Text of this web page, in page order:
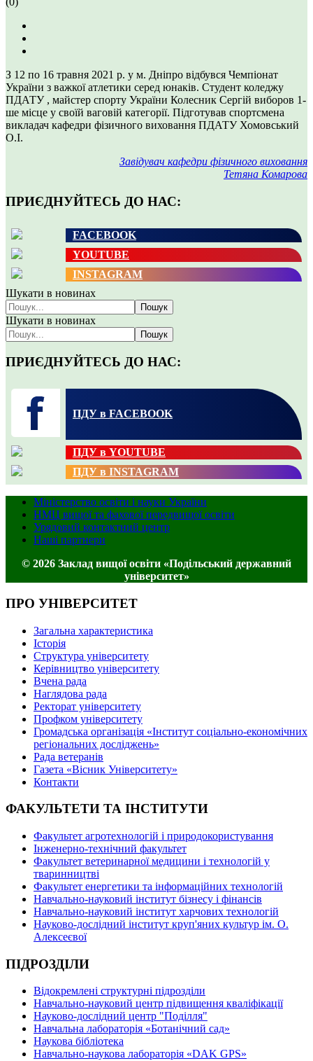
З 12 по 16 травня 2021 р. у м. Дніпро відбувся Чемпіонат
України з важкої атлетики серед юнаків. Студент коледжу
ПДАТУ , майстер спорту України Колесник Сергій виборов 1-
ше місце у своїй ваговій категорії. Підготував спортсмена
викладач кафедри фізичного виховання ПДАТУ Хомовський
О.І.
Завідувач кафедри фізичного виховання
Тетяна Комарова
ПРИЄДНУЙТЕСЬ ДО НАС:
FACEBOOK
YOUTUBE
INSTAGRAM
Шукати в новинах
Пошук
Шукати в новинах
Пошук
ПРИЄДНУЙТЕСЬ ДО НАС:
ПДУ в FACEBOOK
ПДУ в YOUTUBE
ПДУ в INSTAGRAM
Міністерство освіти і науки України
НМЦ вищої та фахової передвищої освіти
Урядовий контактний центр
Наші партнери
© 2026 Заклад вищої освіти «Подільський державний
університет»
ПРО УНІВЕРСИТЕТ
Загальна характеристика
Історія
Структура університету
Керівництво університету
Вчена рада
Наглядова рада
Ректорат університету
Профком університету
Громадська організація «Інститут соціально-економічних
регіональних досліджень»
Рада ветеранів
Газета «Вісник Університету»
Контакти
ФАКУЛЬТЕТИ ТА ІНСТИТУТИ
Факультет агротехнологій і природокористування
Інженерно-технічний факультет
Факультет ветеринарної медицини і технологій у
тваринництві
Факультет енергетики та інформаційних технологій
Навчально-науковий інститут бізнесу і фінансів
Навчально-науковий інститут харчових технологій
Науково-дослідний інститут круп'яних культур ім. О.
Алексеєвої
ПІДРОЗДІЛИ
Відокремлені структурні підрозділи
Навчально-науковий центр підвищення кваліфікації
Науково-дослідний центр "Поділля"
Навчальна лабораторія «Ботанічний сад»
Наукова бібліотека
Навчально-наукова лабораторія «DAK GPS»